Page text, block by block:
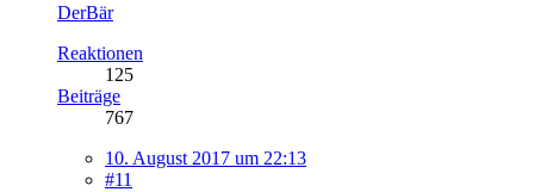
DerBär
Reaktionen
125
Beiträge
767
10. August 2017 um 22:13
#11